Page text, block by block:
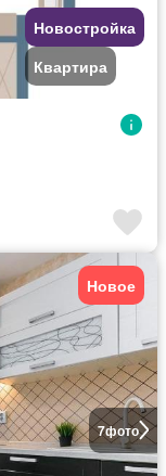
Новостройка
Квартира
7фото
Новое